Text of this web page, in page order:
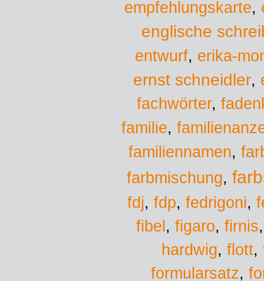
empfehlungskarte,
englische
entwurf, erika-
ernst schneidler,
fachwörter,
familie,
familiennamen,
farbmischung,
fdj, fdp, fedrigoni,
fibel , figaro, firnis
hardwig, flott,
formularsatz,